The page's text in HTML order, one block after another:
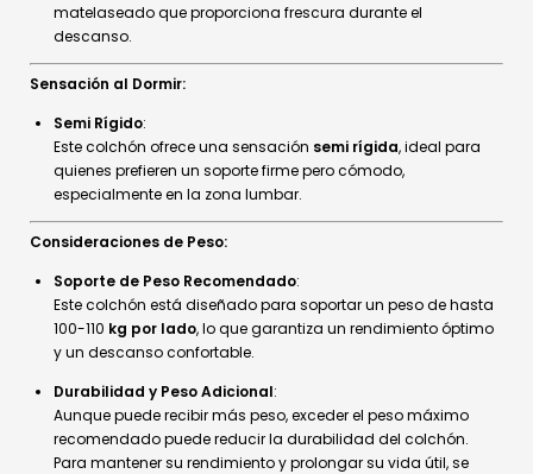
matelaseado que proporciona frescura durante el
descanso.
Sensación al Dormir:
Semi Rígido:
Este colchón ofrece una sensación semi rígida, ideal para
quienes prefieren un soporte firme pero cómodo,
especialmente en la zona lumbar.
Consideraciones de Peso:
Soporte de Peso Recomendado:
Este colchón está diseñado para soportar un peso de hasta
100-110 kg por lado, lo que garantiza un rendimiento óptimo
y un descanso confortable.
Durabilidad y Peso Adicional:
Aunque puede recibir más peso, exceder el peso máximo
recomendado puede reducir la durabilidad del colchón.
Para mantener su rendimiento y prolongar su vida útil, se